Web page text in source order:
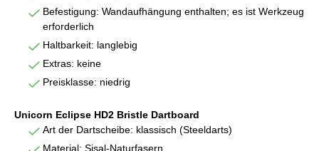
Befestigung: Wandaufhängung enthalten; es ist Werkzeug
erforderlich
Haltbarkeit: langlebig
Extras: keine
Preisklasse: niedrig
Unicorn Eclipse HD2 Bristle Dartboard
Art der Dartscheibe: klassisch (Steeldarts)
Material: Sisal-Naturfasern